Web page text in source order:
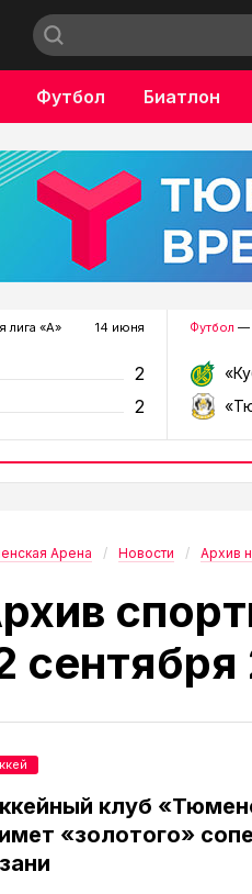
Футбол Биатлон
лига «А» 14 июня
2
2
Футбол —
Арена Новости Архив
клуб
«золотого»